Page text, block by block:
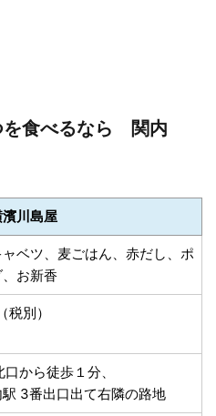
を食べるなら 関内
川島屋
ベツ、麦ごはん、赤だし、ポ
お新香
税別）
から徒歩１分、
3番出口出て右隣の路地